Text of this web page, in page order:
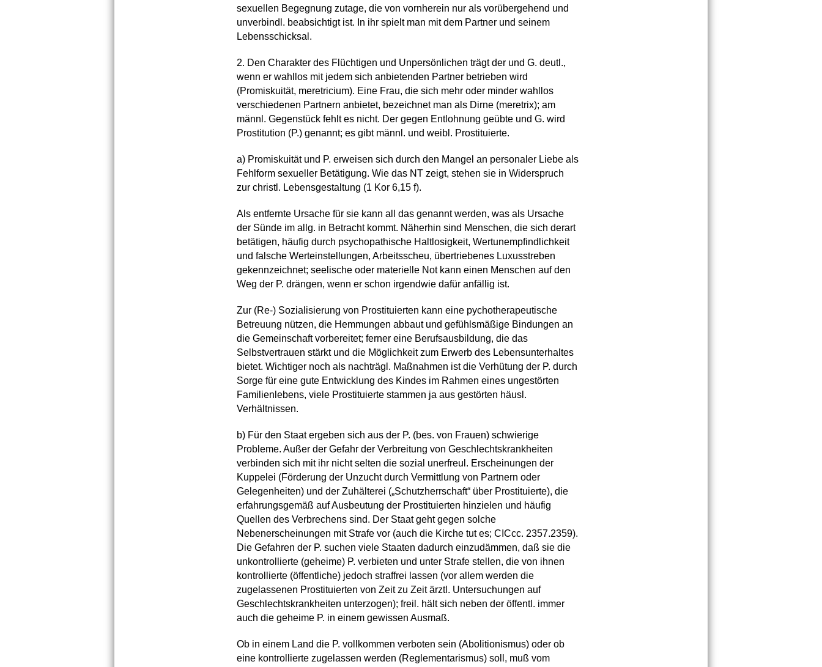
sexuellen Begegnung zutage, die von vornherein nur als vorübergehend und
unverbindl. beabsichtigt ist. In ihr spielt man mit dem Partner und seinem
Lebensschicksal.
2. Den Charakter des Flüchtigen und Unpersönlichen trägt der und G. deutl.,
wenn er wahllos mit jedem sich anbietenden Partner betrieben wird
(Promiskuität, meretricium). Eine Frau, die sich mehr oder minder wahllos
verschiedenen Partnern anbietet, bezeichnet man als Dirne (meretrix); am
männl. Gegenstück fehlt es nicht. Der gegen Entlohnung geübte und G. wird
Prostitution (P.) genannt; es gibt männl. und weibl. Prostituierte.
a) Promiskuität und P. erweisen sich durch den Mangel an personaler Liebe als
Fehlform sexueller Betätigung. Wie das NT zeigt, stehen sie in Widerspruch
zur christl. Lebensgestaltung (1 Kor 6,15 f).
Als entfernte Ursache für sie kann all das genannt werden, was als Ursache
der Sünde im allg. in Betracht kommt. Näherhin sind Menschen, die sich derart
betätigen, häufig durch psychopathische Haltlosigkeit, Wertunempfindlichkeit
und falsche Werteinstellungen, Arbeitsscheu, übertriebenes Luxusstreben
gekennzeichnet; seelische oder materielle Not kann einen Menschen auf den
Weg der P. drängen, wenn er schon irgendwie dafür anfällig ist.
Zur (Re-) Sozialisierung von Prostituierten kann eine pychotherapeutische
Betreuung nützen, die Hemmungen abbaut und gefühlsmäßige Bindungen an
die Gemeinschaft vorbereitet; ferner eine Berufsausbildung, die das
Selbstvertrauen stärkt und die Möglichkeit zum Erwerb des Lebensunterhaltes
bietet. Wichtiger noch als nachträgl. Maßnahmen ist die Verhütung der P. durch
Sorge für eine gute Entwicklung des Kindes im Rahmen eines ungestörten
Familienlebens, viele Prostituierte stammen ja aus gestörten häusl.
Verhältnissen.
b) Für den Staat ergeben sich aus der P. (bes. von Frauen) schwierige
Probleme. Außer der Gefahr der Verbreitung von Geschlechtskrankheiten
verbinden sich mit ihr nicht selten die sozial unerfreul. Erscheinungen der
Kuppelei (Förderung der Unzucht durch Vermittlung von Partnern oder
Gelegenheiten) und der Zuhälterei („Schutzherrschaft“ über Prostituierte), die
erfahrungsgemäß auf Ausbeutung der Prostituierten hinzielen und häufig
Quellen des Verbrechens sind. Der Staat geht gegen solche
Nebenerscheinungen mit Strafe vor (auch die Kirche tut es; CICcc. 2357.2359).
Die Gefahren der P. suchen viele Staaten dadurch einzudämmen, daß sie die
unkontrollierte (geheime) P. verbieten und unter Strafe stellen, die von ihnen
kontrollierte (öffentliche) jedoch straffrei lassen (vor allem werden die
zugelassenen Prostituierten von Zeit zu Zeit ärztl. Untersuchungen auf
Geschlechtskrankheiten unterzogen); freil. hält sich neben der öffentl. immer
auch die geheime P. in einem gewissen Ausmaß.
Ob in einem Land die P. vollkommen verboten sein (Abolitionismus) oder ob
eine kontrollierte zugelassen werden (Reglementarismus) soll, muß vom